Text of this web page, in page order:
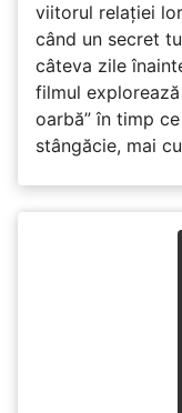
viitorul relației
când un secret
câteva zile
filmul
oarbă” în timp
stângăcie, mai